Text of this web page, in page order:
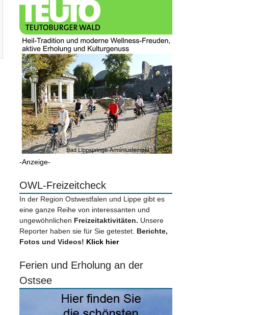
-Anzeige-
OWL-Freizeitcheck
In der Region Ostwestfalen und Lippe gibt es
eine ganze Reihe von interessanten und
ungewöhnlichen Freizeitaktivitäten. Unsere
Reporter haben sie für Sie getestet. Berichte,
Fotos und Videos! Klick hier
Ferien und Erholung an der
Ostsee